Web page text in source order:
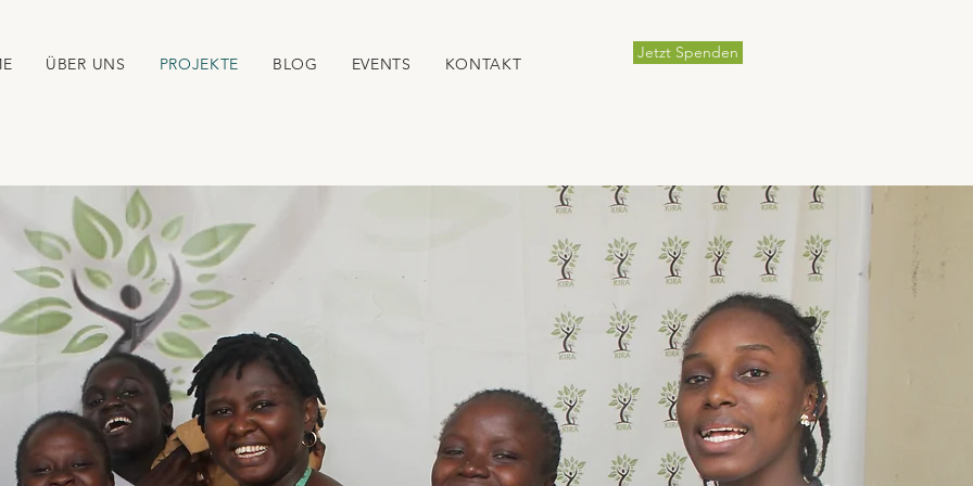
ÜBER UNS PROJEKTE BLOG EVENTS KONTAKT
Jetzt Spenden